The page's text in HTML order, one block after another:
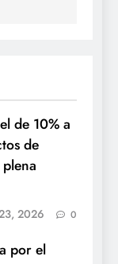
de 10% a
de
2026 0
por el